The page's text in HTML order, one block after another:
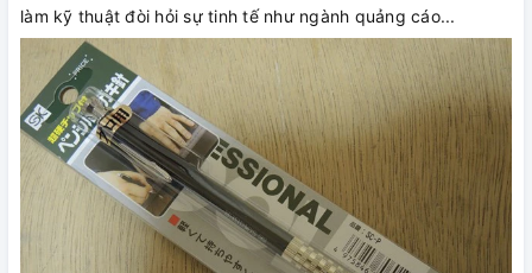
làm kỹ thuật đòi hỏi sự tinh tế như ngành quảng cáo...